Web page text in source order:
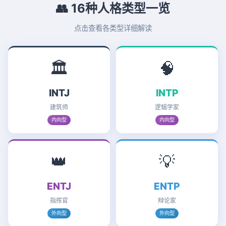
👥 16种人格类型一览
点击查看各类型详细解读
🏛️
INTJ
建筑师
内向型
🧠
INTP
逻辑学家
内向型
👑
ENTJ
指挥官
外向型
💡
ENTP
辩论家
外向型